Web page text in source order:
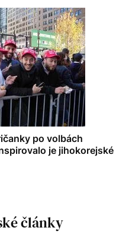
po volbách
je jihokorejské
články